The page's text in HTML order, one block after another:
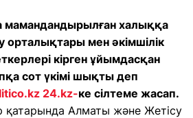
мамандандырылған халыққа
орталықтары мен әкімшілік
кірген ұйымдасқан
сот үкімі шықты деп
24.kz-ке сілтеме жасап.
Алматы және Жетісу